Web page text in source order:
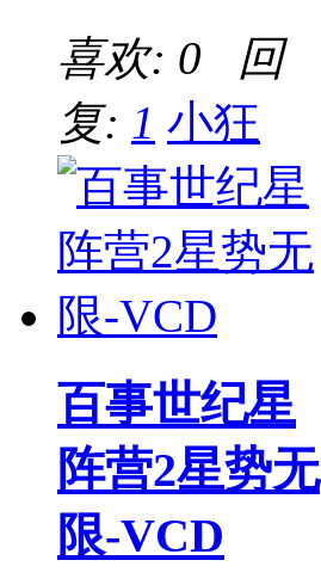
喜欢: 0 回
复: 1 小狂
百事世纪星
阵营2星势无
限-VCD